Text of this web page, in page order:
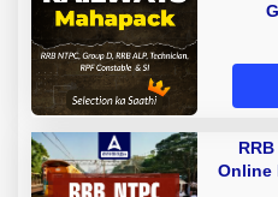
Online